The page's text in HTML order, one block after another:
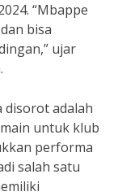
“Mbappe
bisa
ujar
disorot adalah
untuk klub
performa
salah satu